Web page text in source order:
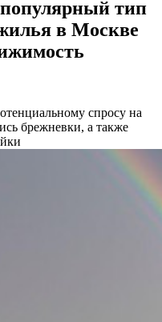
тип
в Москве
спросу на
брежневки, а также